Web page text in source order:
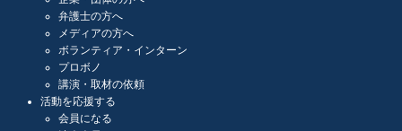
弁護士の方へ
メディアの方へ
ボランティア・インターン
プロボノ
講演・取材の依頼
活動を応援する
会員になる